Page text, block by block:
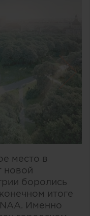
место в
новой
боролись
итоге
Именно